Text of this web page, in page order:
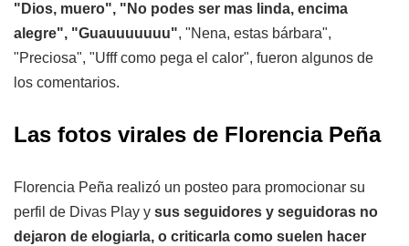
"Dios, muero", "No podes ser mas linda, encima
alegre", "Guauuuuuuu", "Nena, estas bárbara",
"Preciosa", "Ufff como pega el calor", fueron algunos de
los comentarios.
Las fotos virales de Florencia Peña
Florencia Peña realizó un posteo para promocionar su
perfil de Divas Play y sus seguidores y seguidoras no
dejaron de elogiarla, o criticarla como suelen hacer